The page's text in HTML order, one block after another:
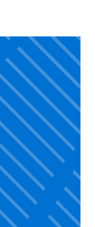
see content